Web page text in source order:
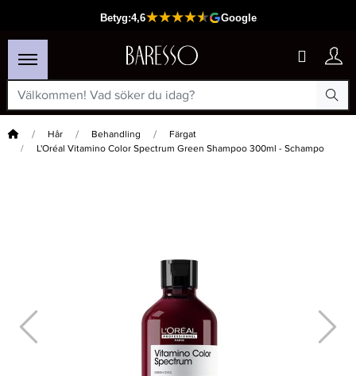
Hem Hår Behandling
Färgat
L'Oréal Vitamino Color Spectrum Green Shampoo 300ml - Schampo
Davines OI All In One Milk 135ml